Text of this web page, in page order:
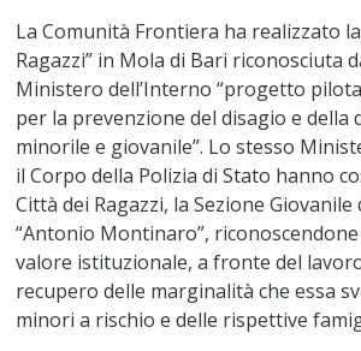
La Comunità Frontiera ha realizzato
Ragazzi” in Mola di Bari riconosciuta
Ministero dell’Interno “progetto
per la prevenzione del disagio e della
minorile e giovanile”. Lo stesso
il Corpo della Polizia di Stato hanno
Città dei Ragazzi, la Sezione Giovanile
“Antonio Montinaro”,
valore istituzionale, a fronte del
recupero delle marginalità che essa
minori a rischio e delle rispettive